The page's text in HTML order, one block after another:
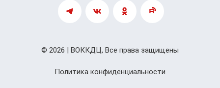
Политика конфиденциальности
© 2026 | ВОККДЦ, Все права защищены